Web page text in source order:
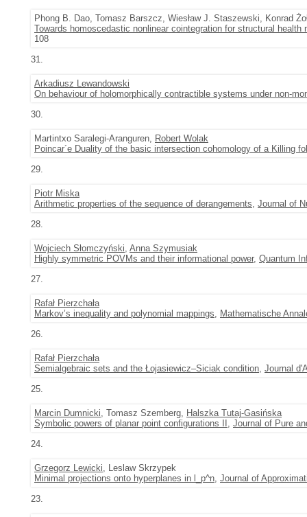
Phong B. Dao, Tomasz Barszcz, Wiesław J. Staszewski, Konrad
Towards homoscedastic nonlinear cointegration for structural health
108
31.
Arkadiusz Lewandowski
On behaviour of holomorphically contractible systems under non-
30.
Martintxo Saralegi-Aranguren, Robert Wolak
Poincar´e Duality of the basic intersection cohomology of a Killing
29.
Piotr Miska
Arithmetic properties of the sequence of derangements, Journal of
28.
Wojciech Słomczyński, Anna Szymusiak
Highly symmetric POVMs and their informational power, Quantum
27.
Rafał Pierzchała
Markov’s inequality and polynomial mappings, Mathematische
26.
Rafał Pierzchała
Semialgebraic sets and the Łojasiewicz–Siciak condition, Journal
25.
Marcin Dumnicki, Tomasz Szemberg, Halszka Tutaj-Gasińska
Symbolic powers of planar point configurations II , Journal of Pure
24.
Grzegorz Lewicki, Leslaw Skrzypek
Minimal projections onto hyperplanes in l_p^n, Journal of
23.